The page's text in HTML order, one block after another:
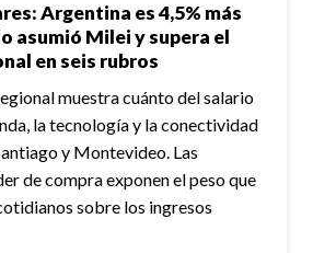
Argentina es 4,5% más
asumió Milei y supera el
en seis rubros
muestra cuánto del salario
la tecnología y la conectividad
y Montevideo. Las
de compra exponen el peso que
sobre los ingresos